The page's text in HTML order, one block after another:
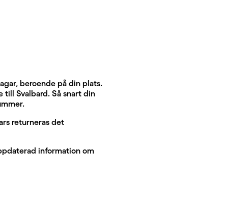
beroende på din plats.
till Svalbard. Så snart din
returneras det
information om